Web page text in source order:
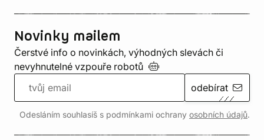
Novinky mailem
Čerstvé info o novinkách, výhodných slevách či
nevyhnutelné vzpouře robotů
odebírat
Odesláním souhlasíš s podmínkami ochrany osobních údajů.